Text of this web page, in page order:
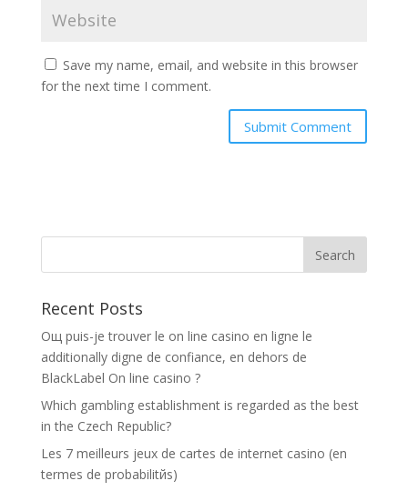
Save my name, email, and website in this browser
for the next time I comment.
Recent Posts
Oщ puis-je trouver le on line casino en ligne le
additionally digne de confiance, en dehors de
BlackLabel On line casino ?
Which gambling establishment is regarded as the best
in the Czech Republic?
Les 7 meilleurs jeux de cartes de internet casino (en
termes de probabilitйs)